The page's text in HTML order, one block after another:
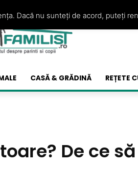
CASĂ & GRĂDINĂ REȚETE
De ce
Dacă nu sunteți de acord, puteți